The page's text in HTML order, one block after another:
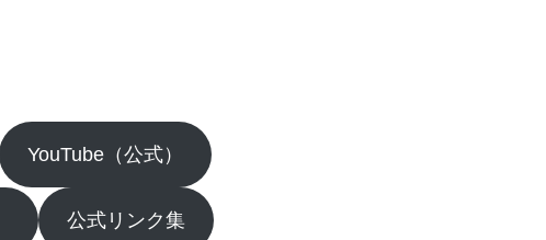
YouTube（公式）
公式リンク集